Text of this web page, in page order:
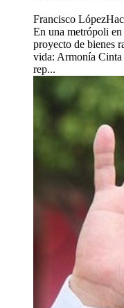
Francisco López
En una metrópoli en
proyecto de bienes
vida: Armonía Cinta
rep...